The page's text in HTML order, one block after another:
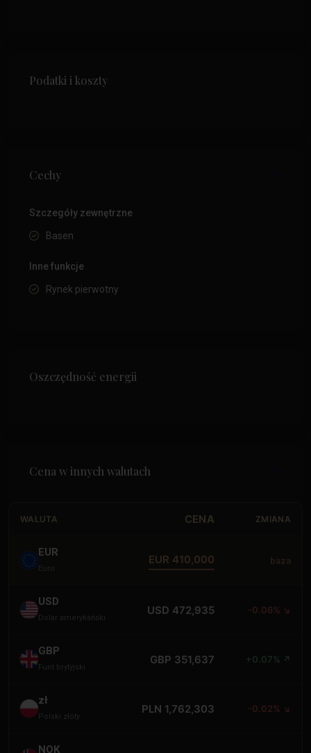
Podatki i koszty
Cechy
Szczegóły zewnętrzne
Basen
Inne funkcje
Rynek pierwotny
Oszczędność energii
Cena w innych walutach
WALUTA CENA ZMIANA
EUR
Euro
EUR 410,000 baza
USD
Dolar amerykański
USD 472,935 -0.06% ↘
GBP
Funt brytyjski
GBP 351,637 +0.07% ↗
zł
Polski złoty
PLN 1,762,303 -0.02% ↘
NOK